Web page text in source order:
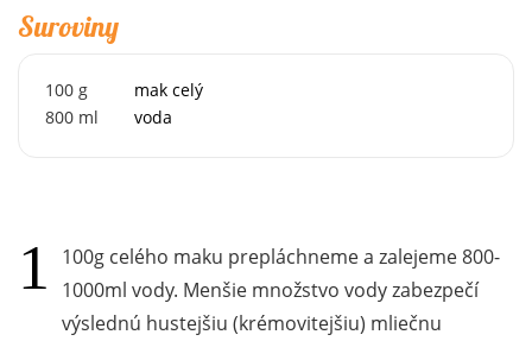
Suroviny
100 g
mak celý
800 ml voda
100g celého maku prepláchneme a zalejeme 800-
1000ml vody. Menšie množstvo vody zabezpečí
výslednú hustejšiu (krémovitejšiu) mliečnu